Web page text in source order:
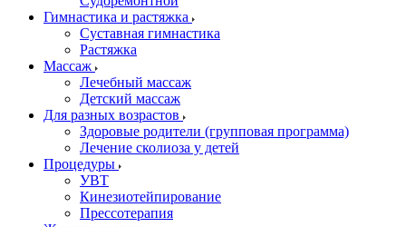
Гимнастика и растяжка
Суставная гимнастика
Растяжка
Массаж
Лечебный массаж
Детский массаж
Для разных возрастов
Здоровые родители (групповая программа)
Лечение сколиоза у детей
Процедуры
УВТ
Кинезиотейпирование
Прессотерапия